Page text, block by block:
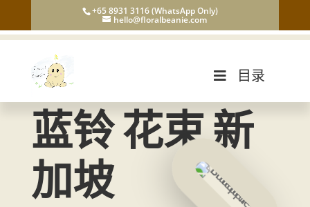
+65 8931 3116 (WhatsApp Only)
hello@floralbeanie.com
目录
蓝铃 花束 新
加坡